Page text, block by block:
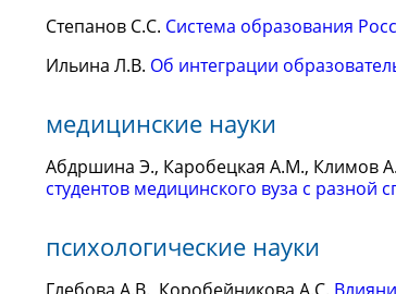
Степанов С.С. Система образования
Ильина Л.В. Об интеграции
медицинские науки
Абдршина Э., Каробецкая А.М., Климов
студентов медицинского вуза с разной
психологические науки